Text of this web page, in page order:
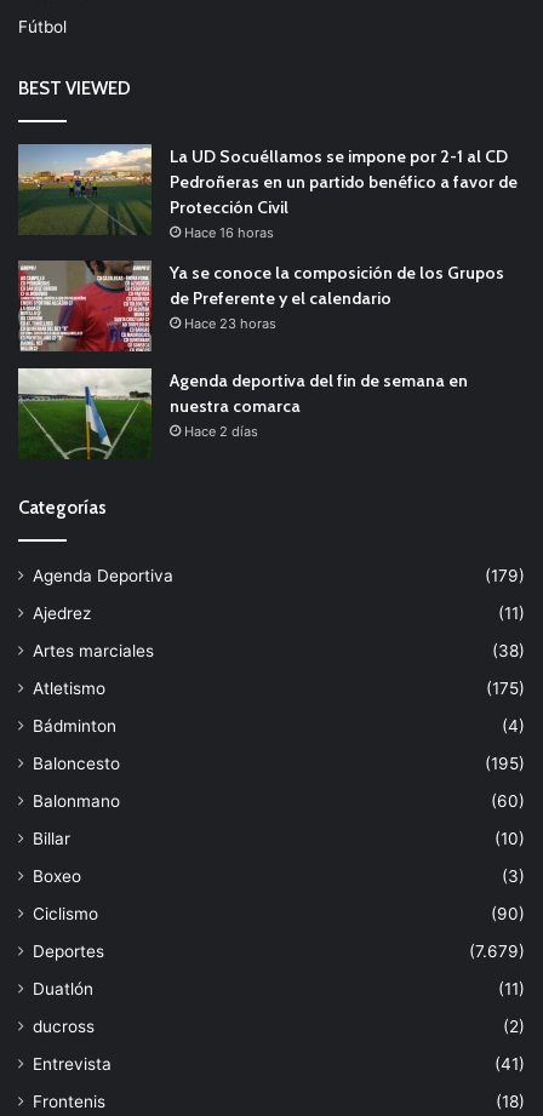
Fútbol
BEST VIEWED
La UD Socuéllamos se impone por 2-1 al CD
Pedroñeras en un partido benéfico a favor de
Protección Civil
Hace 16 horas
Ya se conoce la composición de los Grupos
de Preferente y el calendario
Hace 23 horas
Agenda deportiva del fin de semana en
nuestra comarca
Hace 2 días
Categorías
Agenda Deportiva
(179)
Ajedrez
(11)
Artes marciales
(38)
Atletismo
(175)
Bádminton
(4)
Baloncesto
(195)
Balonmano
(60)
Billar
(10)
Boxeo
(3)
Ciclismo
(90)
Deportes
(7.679)
Duatlón
(11)
ducross
(2)
Entrevista
(41)
Frontenis
(18)